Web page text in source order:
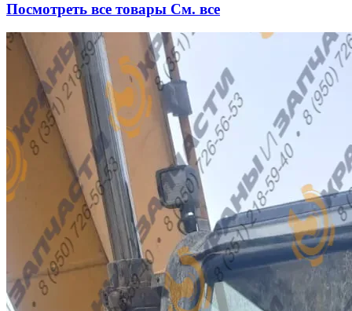
Посмотреть все товары См. все